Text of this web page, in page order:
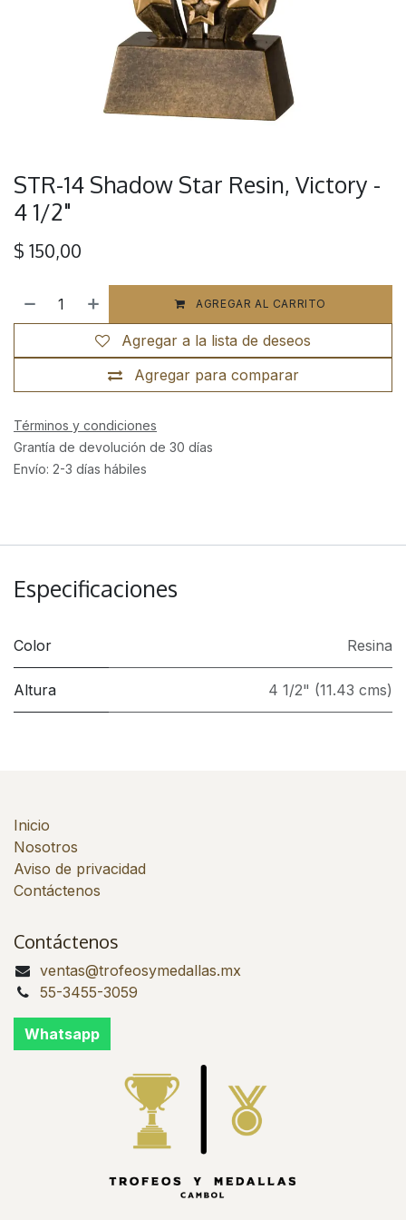
STR-14 Shadow Star Resin, Victory -
4 1/2"
$ 150,00
AGREGAR AL CARRITO
Agregar para comparar
Agregar a la lista de deseos
Términos y condiciones
Grantía de devolución de 30 días
Envío: 2-3 días hábiles
Especificaciones
Color Resina
Altura 4 1/2" (11.43 cms)
Inicio
Nosotros
Aviso de privacidad
Contáctenos
Contáctenos
ventas@trofeosymedallas.mx
55-3455-3059
Whatsapp